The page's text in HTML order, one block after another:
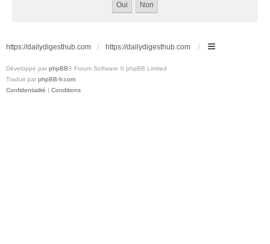
https://dailydigesthub.com https://dailydigesthub.com
Développé par phpBB® Forum Software © phpBB Limited
Traduit par phpBB-fr.com
Confidentialité | Conditions